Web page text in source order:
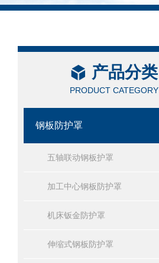
产品分类
PRODUCT CATEGORY
钢板防护罩
五轴联动钢板护罩
加工中心钢板防护罩
机床钣金防护罩
伸缩式钢板防护罩